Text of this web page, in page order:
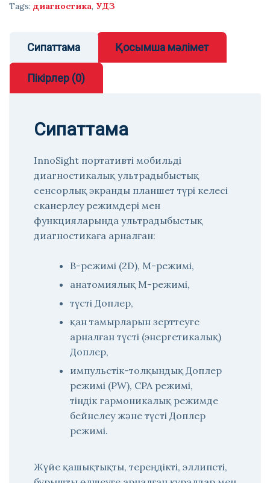
Tags: диагностика, УДЗ
Сипаттама Қосымша мәлімет
Пікірлер (0)
Сипаттама
InnoSight портативті мобильді
диагностикалық ультрадыбыстық
сенсорлық экранды планшет түрі келесі
сканерлеу режимдері мен
функцияларында ультрадыбыстық
диагностикаға арналған:
B-режимі (2D), M-режимі,
анатомиялық М-режимі,
түсті Доплер,
қан тамырларын зерттеуге
арналған түсті (энергетикалық)
Доплер,
импульстік-толқындық Доплер
режимі (PW), CPA режимі,
тіндік гармоникалық режимде
бейнелеу және түсті Доплер
режимі.
Жүйе қашықтықты, тереңдікті, эллипсті,